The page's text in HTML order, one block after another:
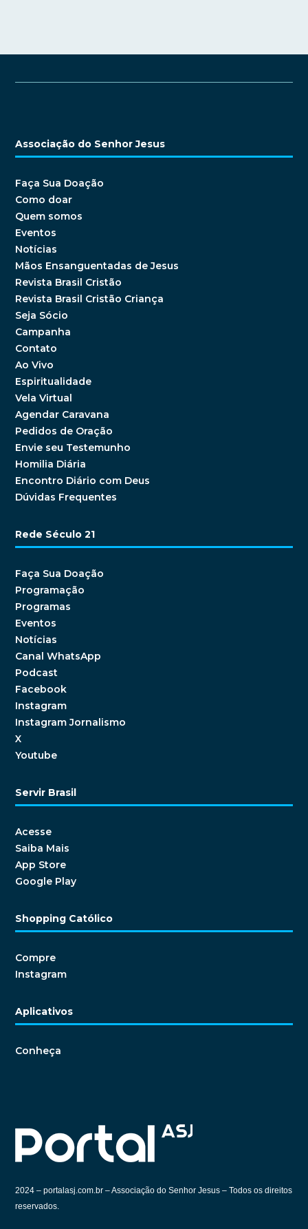
Associação do Senhor Jesus
Faça Sua Doação
Como doar
Quem somos
Eventos
Notícias
Mãos Ensanguentadas de Jesus
Revista Brasil Cristão
Revista Brasil Cristão Criança
Seja Sócio
Campanha
Contato
Ao Vivo
Espiritualidade
Vela Virtual
Agendar Caravana
Pedidos de Oração
Envie seu Testemunho
Homilia Diária
Encontro Diário com Deus
Dúvidas Frequentes
Rede Século 21
Faça Sua Doação
Programação
Programas
Eventos
Notícias
Canal WhatsApp
Podcast
Facebook
Instagram
Instagram Jornalismo
X
Youtube
Servir Brasil
Acesse
Saiba Mais
App Store
Google Play
Shopping Católico
Compre
Instagram
Aplicativos
Conheça
2024 –portalasj.com.br – Associação do Senhor Jesus – Todos os direitos
reservados.